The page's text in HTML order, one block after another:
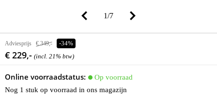
1/7
Adviesprijs € 349,- -34%
€ 229,- (incl. 21% btw)
Online voorraadstatus:
Op voorraad
Nog 1 stuk op voorraad in ons magazijn